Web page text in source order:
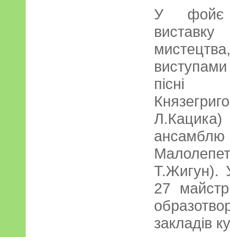
У фойє
Т.Жигун).
27
закладів